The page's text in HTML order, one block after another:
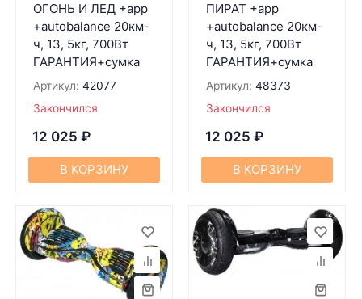
ОГОНЬ И ЛЕД +app
+autobalance 20км-
ч, 13, 5кг, 700Вт
ГАРАНТИЯ+сумка
Артикул: 42077
Закончился
12 025 ₽
В КОРЗИНУ
ПИРАТ +app
+autobalance 20км-
ч, 13, 5кг, 700Вт
ГАРАНТИЯ+сумка
Артикул: 48373
Закончился
12 025 ₽
В КОРЗИНУ